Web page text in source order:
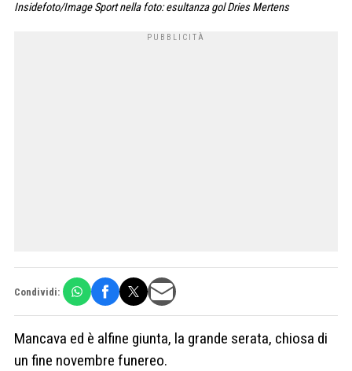
Insidefoto/Image Sport nella foto: esultanza gol Dries Mertens
Condividi:
Mancava ed è alfine giunta, la grande serata, chiosa di
un fine novembre funereo.